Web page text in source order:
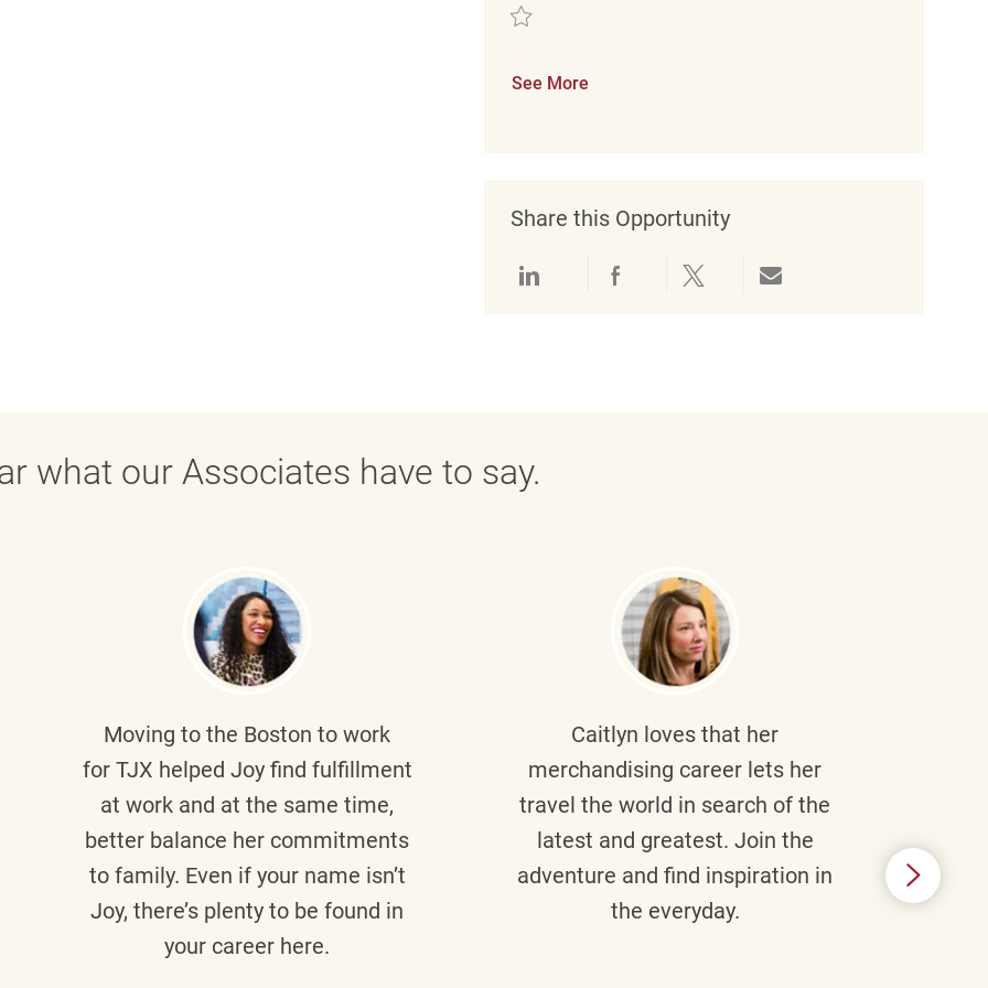
Save Verkäufer*in (m/w/d) REQ131488
See More
Share this Opportunity
Share via LinkedInShare via Facebook
Share via twitterShare via email
what our Associates have to say.
Moving to the Boston to work
for TJX helped Joyfind fulfillment
at work and at the same time,
better balance her commitments
to family. Even if your name isn’t
Joy, there’s plenty to be found in
your career here.
Caitlyn loves that her
merchandising career lets her
travel the world in search of the
latest and greatest. Join the
adventure and find inspiration in
the everyday.